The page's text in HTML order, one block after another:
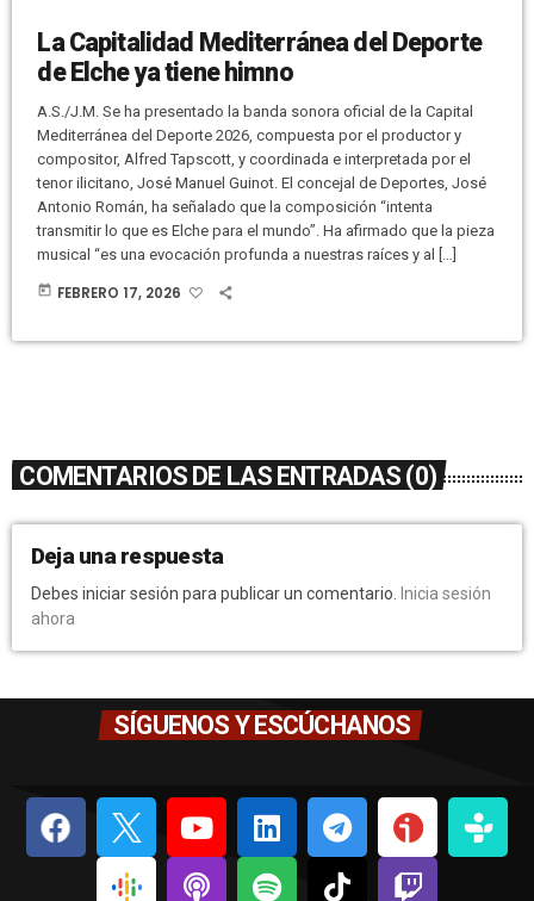
La Capitalidad Mediterránea del Deporte
de Elche ya tiene himno
A.S./J.M. Se ha presentado la banda sonora oficial de la Capital
Mediterránea del Deporte 2026, compuesta por el productor y
compositor, Alfred Tapscott, y coordinada e interpretada por el
tenor ilicitano, José Manuel Guinot. El concejal de Deportes, José
Antonio Román, ha señalado que la composición “intenta
transmitir lo que es Elche para el mundo”. Ha afirmado que la pieza
musical “es una evocación profunda a nuestras raíces y al […]
today FEBRERO 17, 2026
COMENTARIOS DE LAS ENTRADAS (0)
Deja una respuesta
Debes iniciar sesión para publicar un comentario. Inicia sesión
ahora
SÍGUENOS Y ESCÚCHANOS